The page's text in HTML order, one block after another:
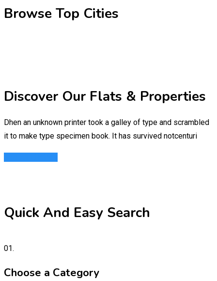
Browse Top Cities
Discover Our Flats & Properties
Dhen an unknown printer took a galley of type and scrambled
it to make type specimen book. It has survived notcenturi
Quick And Easy Search
01.
Choose a Category